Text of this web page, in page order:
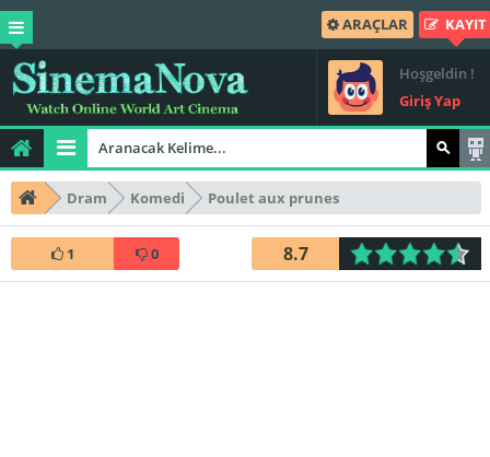
ARAÇLAR KAYIT
Hoşgeldin !
Giriş Yap
Dram Komedi Poulet aux prunes
1 0 8.7